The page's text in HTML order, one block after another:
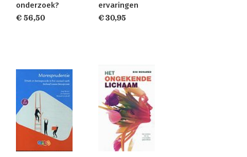
onderzoek?
€ 56,50
ervaringen
€ 30,95